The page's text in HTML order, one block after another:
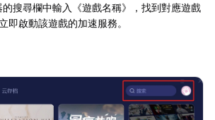
搜尋欄中輸入《遊戲名稱》，找到對應遊戲
即啟動該遊戲的加速服務。